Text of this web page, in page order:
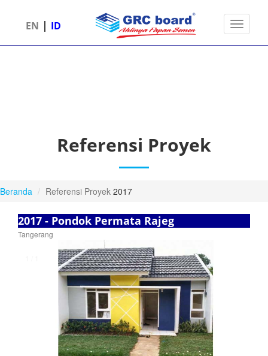
EN | ID Toggle
Referensi Proyek
Beranda Referensi Proyek 2017
2017 - Pondok Permata Rajeg
Tangerang